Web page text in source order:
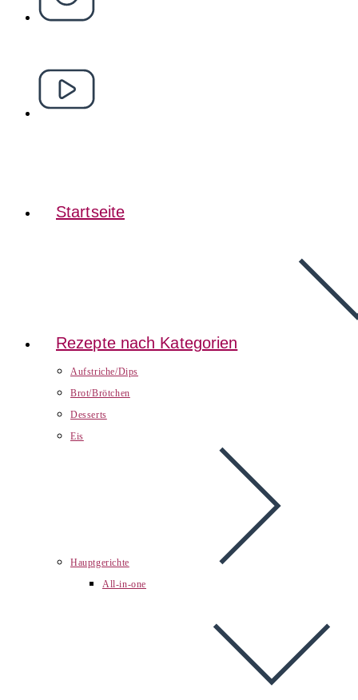
Startseite
Rezepte nach Kategorien
Aufstriche/Dips
Brot/Brötchen
Desserts
Eis
Hauptgerichte
All-in-one